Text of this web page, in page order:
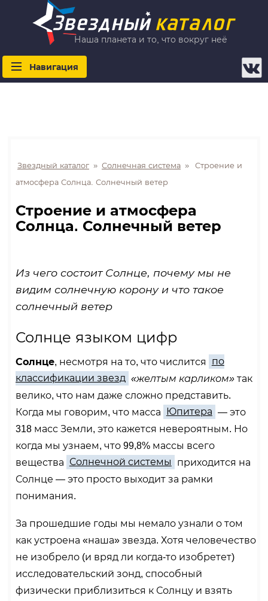
Наша планета и то, что вокруг неё
Навигация
Звездный каталог » Солнечная система »
Строение и
атмосфера Солнца. Солнечный ветер
Строение и атмосфера
Солнца. Солнечный ветер
Из чего состоит Солнце, почему мы не
видим солнечную корону и что такое
солнечный ветер
Солнце языком цифр
Солнце, несмотря на то, что числится
по
классификации звезд «желтым карликом»так
велико, что нам даже сложно представить.
Когда мы говорим, что масса
Юпитера — это
318 масс Земли, это кажется невероятным. Но
когда мы узнаем, что 99,8% массы всего
вещества
Солнечной системы
приходится на
Солнце — это просто выходит за рамки
понимания.
За прошедшие годы мы немало узнали о том
как устроена «наша» звезда. Хотя человечество
не изобрело (и вряд ли когда-то изобретет)
исследовательский зонд, способный
физически приблизиться к Солнцу и взять